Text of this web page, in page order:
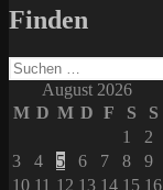
Finden
Suchen
nach:August 2026
M D M D F S
S
1
2
3
4 5 6 7 8
9
10 11 12 13 14 15 16